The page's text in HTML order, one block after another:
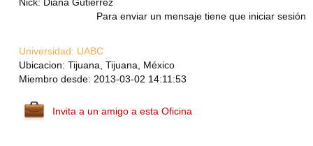
Para enviar un mensaje tiene que iniciar sesión
Universidad: UABC
Ubicacion: Tijuana, Tijuana, México
Miembro desde: 2013-03-02 14:11:53
Invita a un amigo a esta Oficina